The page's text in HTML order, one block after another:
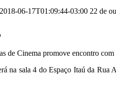
2018-06-17T01:09:44-03:00 22 de
de Cinema promove encontro
na sala 4 do Espaço Itaú da